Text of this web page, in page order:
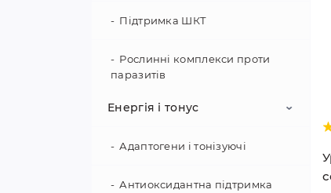
Підтримка ШКТ
Рослинні комплекси проти
паразитів
Енергія і тонус
Адаптогени і тонізуючі
Антиоксидантна підтримка